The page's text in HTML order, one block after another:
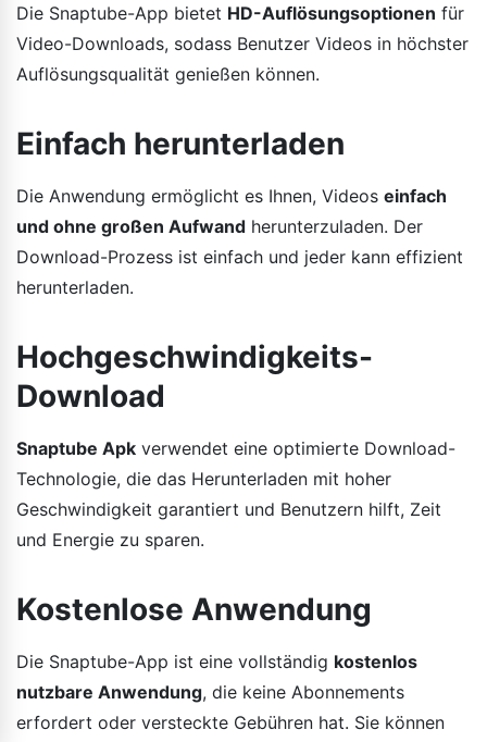
Die Snaptube-App bietet HD-Auflösungsoptionen für
Video-Downloads, sodass Benutzer Videos in höchster
Auflösungsqualität genießen können.
Einfach herunterladen
Die Anwendung ermöglicht es Ihnen, Videos einfach
und ohne großen Aufwand herunterzuladen. Der
Download-Prozess ist einfach und jeder kann effizient
herunterladen.
Hochgeschwindigkeits-
Download
Snaptube Apk verwendet eine optimierte Download-
Technologie, die das Herunterladen mit hoher
Geschwindigkeit garantiert und Benutzern hilft, Zeit
und Energie zu sparen.
Kostenlose Anwendung
Die Snaptube-App ist eine vollständig kostenlos
nutzbare Anwendung, die keine Abonnements
erfordert oder versteckte Gebühren hat. Sie können